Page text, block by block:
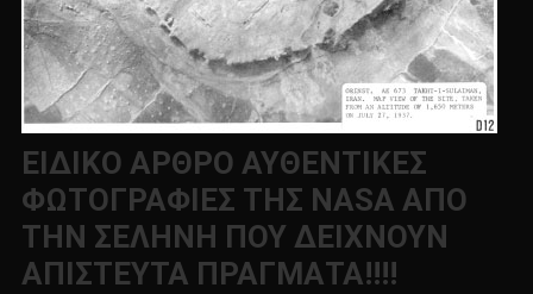
ΕΙΔΙΚΟ ΑΡΘΡΟ ΑΥΘΕΝΤΙΚΕΣ
ΦΩΤΟΓΡΑΦΙΕΣ ΤΗΣ NASA ΑΠΟ
ΤΗΝ ΣΕΛΗΝΗ ΠΟΥ ΔΕΙΧΝΟΥΝ
ΑΠΙΣΤΕΥΤΑ ΠΡΑΓΜΑΤΑ!!!!